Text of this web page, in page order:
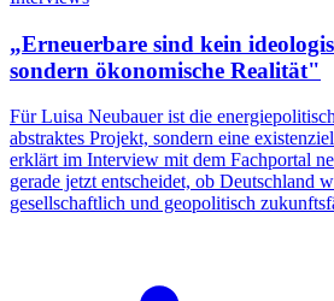
„Erneuerbare sind kein
sondern ökonomische Realität"
Für Luisa Neubauer ist die
abstraktes Projekt, sondern eine
erklärt im Interview mit dem Fachportal
gerade jetzt entscheidet, ob Deutschland
gesellschaftlich und geopolitisch